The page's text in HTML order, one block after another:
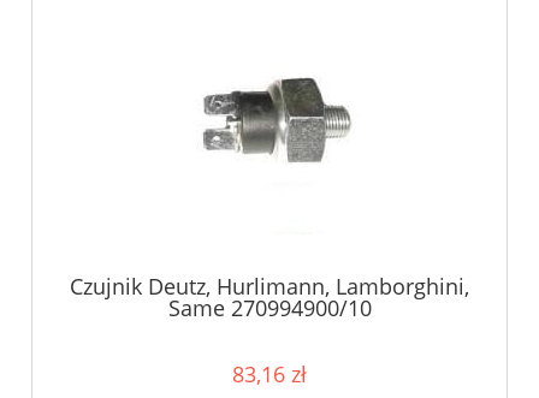
Czujnik Deutz, Hurlimann, Lamborghini,
Same 270994900/10
83,16 zł